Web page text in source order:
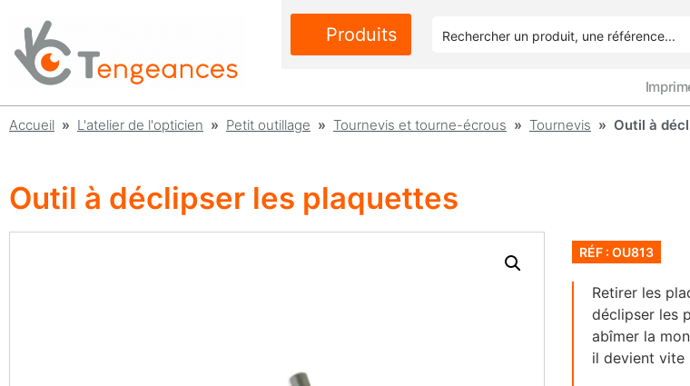
Produits
Accueil » L'atelier de l'opticien » Petit outillage » Tournevis et tourne-écrous » Tournevis » Outil à
Outil à déclipser les plaquettes
RÉF : OU813
Retirer les
déclipser les
abîmer la
il devient vite